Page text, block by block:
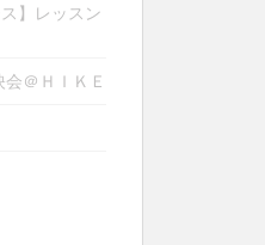
】レッスン
＠ＨＩＫＥ